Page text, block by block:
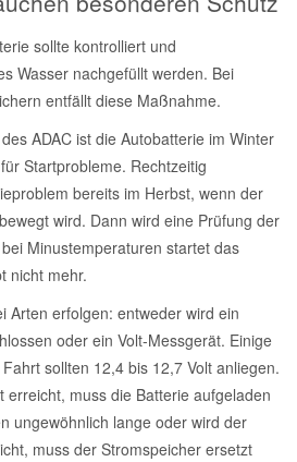
sollte kontrolliert und
Wasser nachgefüllt werden. Bei
entfällt diese Maßnahme.
ADAC ist die Autobatterie im Winter
Startprobleme. Rechtzeitig
bereits im Herbst, wenn der
wird. Dann wird eine Prüfung der
Minustemperaturen startet das
nicht mehr.
Arten erfolgen: entweder wird ein
oder ein Volt-Messgerät. Einige
sollten 12,4 bis 12,7 Volt anliegen.
erreicht, muss die Batterie aufgeladen
ungewöhnlich lange oder wird der
muss der Stromspeicher ersetzt